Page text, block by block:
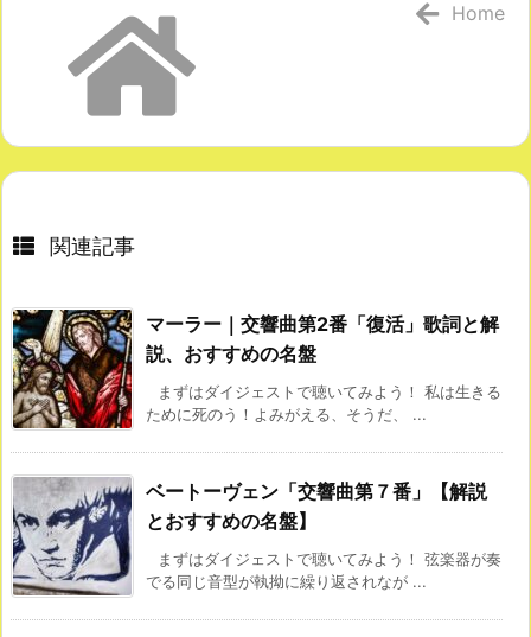
Home
関連記事
マーラー｜交響曲第2番「復活」歌詞と解
説、おすすめの名盤
まずはダイジェストで聴いてみよう！ 私は生きる
ために死のう！よみがえる、そうだ、 ...
ベートーヴェン「交響曲第７番」【解説
とおすすめの名盤】
まずはダイジェストで聴いてみよう！ 弦楽器が奏
でる同じ音型が執拗に繰り返されなが ...